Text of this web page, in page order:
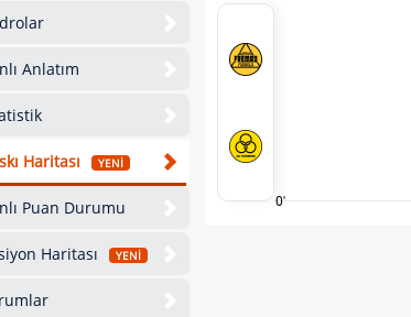
Anlatım
Haritası YENİ
Puan Durumu
Haritası YENİ
0'